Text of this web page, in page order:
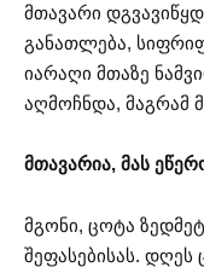
მთავარი
განათლება,
იარაღი მთაზე
აღმოჩნდა, მაგრამ
მთავარია, მას
მგონი, ცოტა
შეფასებისას. დღეს